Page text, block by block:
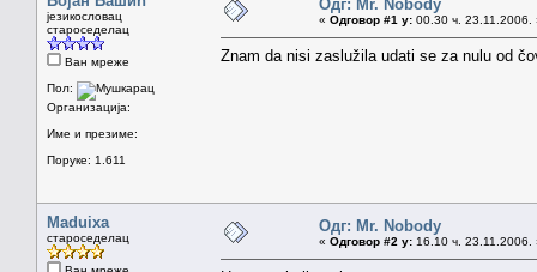
језикословац
староседелац
Ван мреже
Пол:
Организација:
Име и презиме:
Поруке: 1.611
Одг: Mr. Nobody
« Одговор #1 у: 00.30 ч. 23.11.2006.
Znam da nisi zaslužila udati se za nulu od
Maduixa
староседелац
Одг: Mr. Nobody
« Одговор #2 у: 16.10 ч. 23.11.2006.